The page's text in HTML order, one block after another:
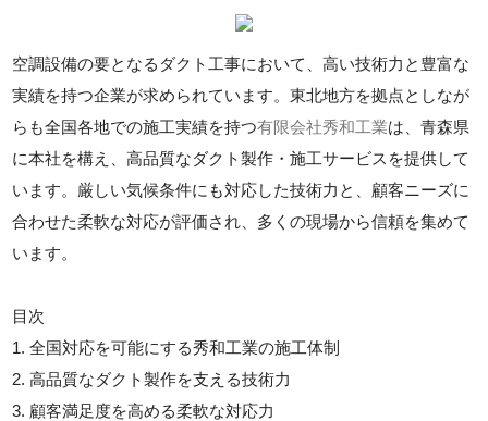
空調設備の要となるダクト工事において、高い技術力と豊富な
実績を持つ企業が求められています。東北地方を拠点としなが
らも全国各地での施工実績を持つ有限会社秀和工業は、青森県
に本社を構え、高品質なダクト製作・施工サービスを提供して
います。厳しい気候条件にも対応した技術力と、顧客ニーズに
合わせた柔軟な対応が評価され、多くの現場から信頼を集めて
います。
目次
1. 全国対応を可能にする秀和工業の施工体制
2. 高品質なダクト製作を支える技術力
3. 顧客満足度を高める柔軟な対応力